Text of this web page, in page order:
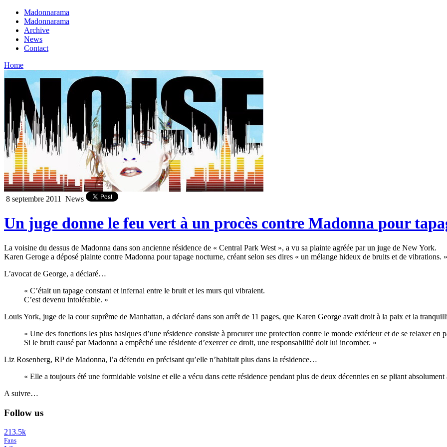
Madonnarama
Madonnarama
Archive
News
Contact
Home
8 septembre 2011 News
Un juge donne le feu vert à un procès contre Madonna pour
La voisine du dessus de Madonna dans son ancienne résidence de « Central Park West », a vu sa plainte agréée par un juge de New York.
Karen Geroge a déposé plainte contre Madonna pour tapage nocturne, créant selon ses dires « un mélange hideux de bruits et de vibrations. »
L’avocat de George, a déclaré…
« C’était un tapage constant et infernal entre le bruit et les murs qui vibraient.
C’est devenu intolérable. »
Louis York, juge de la cour suprême de Manhattan, a déclaré dans son arrêt de 11 pages, que Karen George avait droit à la paix et la
« Une des fonctions les plus basiques d’une résidence consiste à procurer une protection contre le monde extérieur et de se relaxer en
Si le bruit causé par Madonna a empêché une résidente d’exercer ce droit, une responsabilité doit lui incomber. »
Liz Rosenberg, RP de Madonna, l’a défendu en précisant qu’elle n’habitait plus dans la résidence…
« Elle a toujours été une formidable voisine et elle a vécu dans cette résidence pendant plus de deux décennies en se pliant
A suivre…
Follow us
213.5k
Fans